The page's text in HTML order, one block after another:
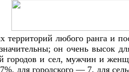
любого ранга и
он очень высок
городов и сел, мужчин и
для городского — 7, для